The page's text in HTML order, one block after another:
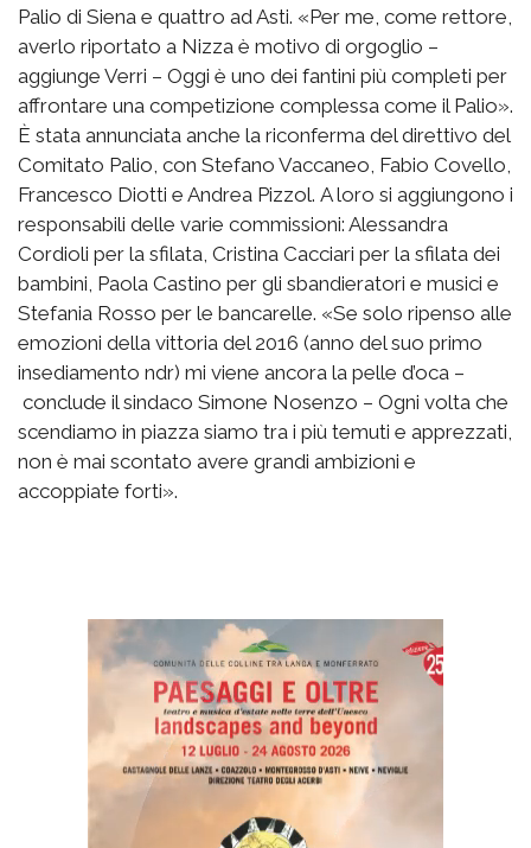
Palio di Siena e quattro ad Asti. «Per me, come rettore,
averlo riportato a Nizza è motivo di orgoglio –
aggiunge Verri – Oggi è uno dei fantini più completi per
affrontare una competizione complessa come il Palio».
È stata annunciata anche la riconferma del direttivo del
Comitato Palio, con Stefano Vaccaneo, Fabio Covello,
Francesco Diotti e Andrea Pizzol. A loro si aggiungono i
responsabili delle varie commissioni: Alessandra
Cordioli per la sfilata, Cristina Cacciari per la sfilata dei
bambini, Paola Castino per gli sbandieratori e musici e
Stefania Rosso per le bancarelle. «Se solo ripenso alle
emozioni della vittoria del 2016 (anno del suo primo
insediamento ndr) mi viene ancora la pelle d’oca –
conclude il sindaco Simone Nosenzo – Ogni volta che
scendiamo in piazza siamo tra i più temuti e apprezzati,
non è mai scontato avere grandi ambizioni e
accoppiate forti».